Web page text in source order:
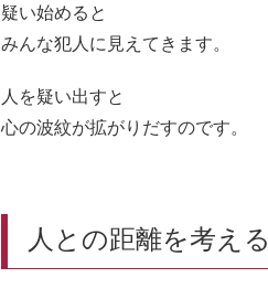
疑い始めると
みんな犯人に見えてきます。
人を疑い出すと
心の波紋が拡がりだすのです。
人との距離を考える